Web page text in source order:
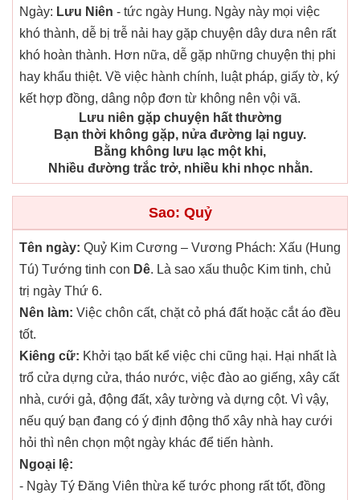
Ngày: Lưu Niên - tức ngày Hung. Ngày này mọi việc
khó thành, dễ bị trễ nải hay gặp chuyện dây dưa nên rất
khó hoàn thành. Hơn nữa, dễ gặp những chuyện thị phi
hay khẩu thiệt. Về việc hành chính, luật pháp, giấy tờ, ký
kết hợp đồng, dâng nộp đơn từ không nên vội vã.
Lưu niên gặp chuyện hất thường
Bạn thời không gặp, nửa đường lại nguy.
Bằng không lưu lạc một khi,
Nhiều đường trắc trở, nhiều khi nhọc nhằn.
Sao: Quỷ
Tên ngày: Quỷ Kim Cương – Vương Phách: Xấu (Hung
Tú) Tướng tinh con Dê. Là sao xấu thuộc Kim tinh, chủ
trị ngày Thứ 6.
Nên làm: Việc chôn cất, chặt cỏ phá đất hoặc cắt áo đều
tốt.
Kiêng cữ: Khởi tạo bất kể việc chi cũng hại. Hại nhất là
trổ cửa dựng cửa, tháo nước, việc đào ao giếng, xây cất
nhà, cưới gả, động đất, xây tường và dựng cột. Vì vậy,
nếu quý bạn đang có ý định động thổ xây nhà hay cưới
hỏi thì nên chọn một ngày khác để tiến hành.
Ngoại lệ:
- Ngày Tý Đăng Viên thừa kế tước phong rất tốt, đồng